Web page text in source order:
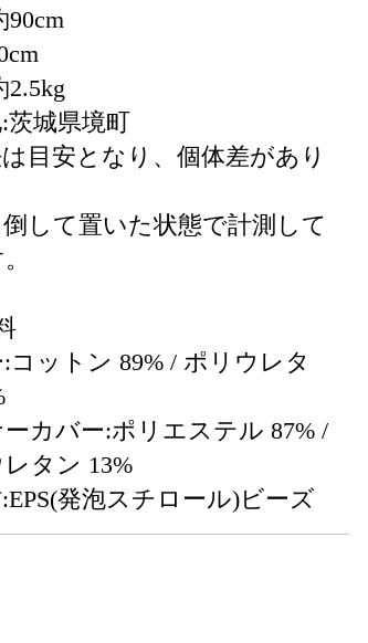
90cm
2.5kg
茨城県境町
目安となり、個体差があり
して置いた状態で計測して
コットン 89% / ポリウレタ
カバー:ポリエステル 87% /
タン 13%
発泡スチロール)ビーズ